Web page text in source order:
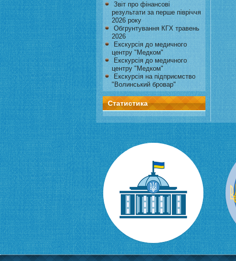
Звіт про фінансові
результати за перше півріччя
2026 року
Обгрунтування КГХ травень
2026
Екскурсія до медичного
центру "Медком"
Екскурсія до медичного
центру "Медком"
Екскурсія на підприємство
"Волинський бровар"
Статистика